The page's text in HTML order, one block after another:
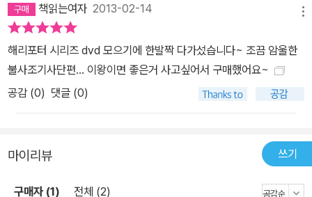
책읽는여자 2013-02-14
해리포터 시리즈 dvd 모으기에 한발짝 다가섰습니다~ 조끔 암울한
불사조기사단편... 이왕이면 좋은거 사고싶어서 구매했어요~
공감 (0) 댓글 (0)
마이리뷰 쓰기
구매자 (1) 전체 (2)